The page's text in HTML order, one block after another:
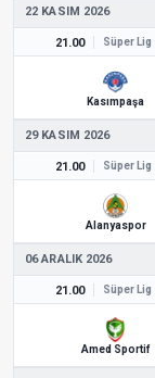
22 KASIM 2026
21.00 Süper Lig
Kasımpaşa
29 KASIM 2026
21.00 Süper Lig
Alanyaspor
06 ARALIK 2026
21.00 Süper Lig
Amed Sportif